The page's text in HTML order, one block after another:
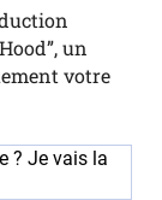
un
votre